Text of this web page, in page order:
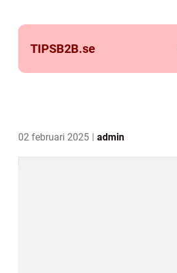
TIPSB2B.se
02 februari 2025 admin